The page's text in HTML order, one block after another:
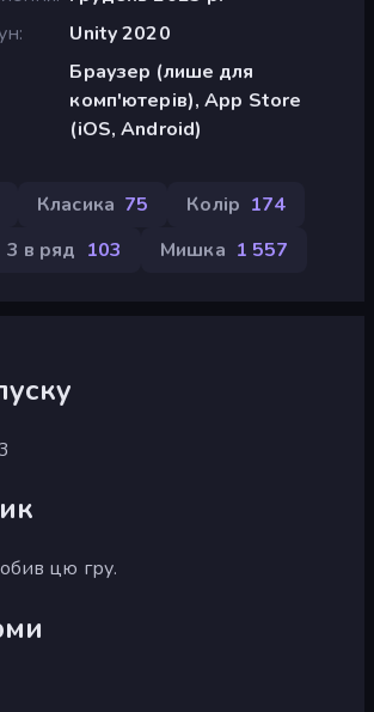
Unity 2020
Браузер (лише для
комп'ютерів), App Store
(iOS, Android)
Класика 75 Колір 174
3 в ряд 103 Мишка 1 557
цю гру.